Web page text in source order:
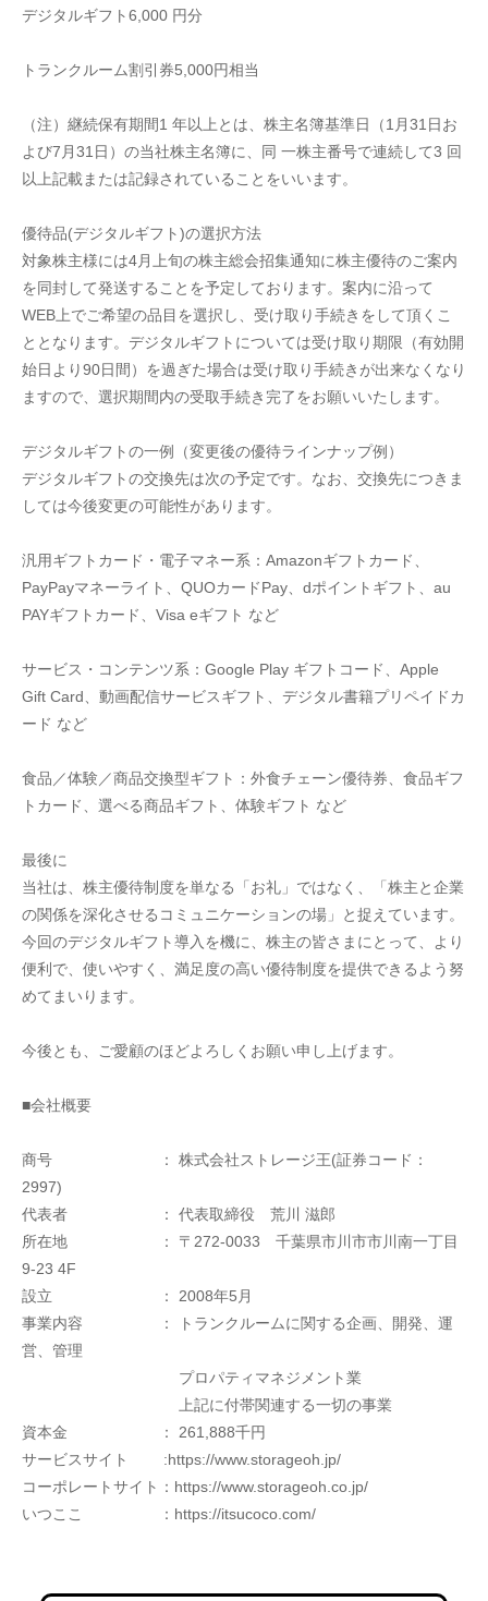
デジタルギフト6,000 円分
トランクルーム割引券5,000円相当
（注）継続保有期間1 年以上とは、株主名簿基準日（1月31日お
よび7月31日）の当社株主名簿に、同 一株主番号で連続して3 回
以上記載または記録されていることをいいます。
優待品(デジタルギフト)の選択方法
対象株主様には4月上旬の株主総会招集通知に株主優待のご案内
を同封して発送することを予定しております。案内に沿って
WEB上でご希望の品目を選択し、受け取り手続きをして頂くこ
ととなります。デジタルギフトについては受け取り期限（有効開
始日より90日間）を過ぎた場合は受け取り手続きが出来なくなり
ますので、選択期間内の受取手続き完了をお願いいたします。
デジタルギフトの一例（変更後の優待ラインナップ例）
デジタルギフトの交換先は次の予定です。なお、交換先につきま
しては今後変更の可能性があります。
汎用ギフトカード・電子マネー系：Amazonギフトカード、
PayPayマネーライト、QUOカードPay、dポイントギフト、au
PAYギフトカード、Visa eギフト など
サービス・コンテンツ系：Google Play ギフトコード、Apple
Gift Card、動画配信サービスギフト、デジタル書籍プリペイドカ
ード など
食品／体験／商品交換型ギフト：外食チェーン優待券、食品ギフ
トカード、選べる商品ギフト、体験ギフト など
最後に
当社は、株主優待制度を単なる「お礼」ではなく、「株主と企業
の関係を深化させるコミュニケーションの場」と捉えています。
今回のデジタルギフト導入を機に、株主の皆さまにとって、より
便利で、使いやすく、満足度の高い優待制度を提供できるよう努
めてまいります。
今後とも、ご愛顧のほどよろしくお願い申し上げます。
■会社概要
商号　　　　　　　： 株式会社ストレージ王(証券コード：
2997)
代表者　　　　　　： 代表取締役　荒川 滋郎
所在地　　　　　　： 〒272-0033　千葉県市川市市川南一丁目
9-23 4F
設立　　　　　　　： 2008年5月
事業内容　　　　　： トランクルームに関する企画、開発、運
営、管理
プロパティマネジメント業
上記に付帯関連する一切の事業
資本金　　　　　　： 261,888千円
サービスサイト　　 :https://www.storageoh.jp/
コーポレートサイト：https://www.storageoh.co.jp/
いつここ　　　　　：https://itsucoco.com/